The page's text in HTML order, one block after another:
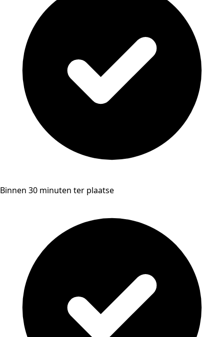
Binnen 30 minuten ter plaatse